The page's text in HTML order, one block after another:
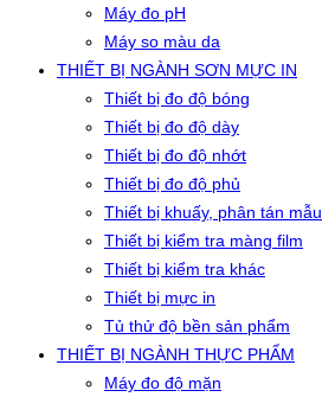
Máy đo pH
Máy so màu da
THIẾT BỊ NGÀNH SƠN MỰC IN
Thiết bị đo độ bóng
Thiết bị đo độ dày
Thiết bị đo độ nhớt
Thiết bị đo độ phủ
Thiết bị khuấy, phân tán mẫu
Thiết bị kiểm tra màng film
Thiết bị kiểm tra khác
Thiết bị mực in
Tủ thử độ bền sản phẩm
THIẾT BỊ NGÀNH THỰC PHẨM
Máy đo độ mặn